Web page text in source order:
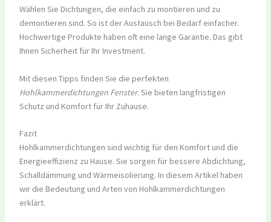
Wählen Sie Dichtungen, die einfach zu montieren und zu
demontieren sind. So ist der Austausch bei Bedarf einfacher.
Hochwertige Produkte haben oft eine lange Garantie. Das gibt
Ihnen Sicherheit für Ihr Investment.
Mit diesen Tipps finden Sie die perfekten
Hohlkammerdichtungen Fenster. Sie bieten langfristigen
Schutz und Komfort für Ihr Zuhause.
Fazit
Hohlkammerdichtungen sind wichtig für den Komfort und die
Energieeffizienz zu Hause. Sie sorgen für bessere Abdichtung,
Schalldämmung und Wärmeisolierung. In diesem Artikel haben
wir die Bedeutung und Arten von Hohlkammerdichtungen
erklärt.